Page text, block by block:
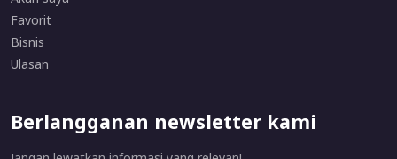
Favorit
Bisnis
Ulasan
Berlangganan newsletter kami